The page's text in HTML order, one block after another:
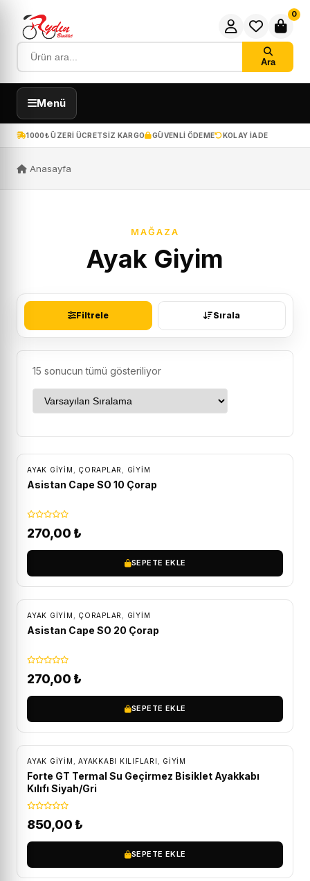
Ara
0
Menü
1000₺ ÜZERI ÜCRETSIZ KARGO GÜVENLI ÖDEME KOLAY IADE
Anasayfa
MAĞAZA
Ayak Giyim
Filtrele Sırala
15 sonucun tümü gösteriliyor
AYAK GIYIM ÇORAPLAR GİYİM
Asistan Cape SO 10 Çorap
270,00 ₺
SEPETE EKLE
AYAK GIYIM ÇORAPLAR GİYİM
Asistan Cape SO 20 Çorap
270,00 ₺
SEPETE EKLE
AYAK GIYIM AYAKKABI KILIFLARI GİYİM
Forte GT Termal Su Geçirmez Bisiklet Ayakkabı
Kılıfı Siyah/Gri
850,00 ₺
SEPETE EKLE